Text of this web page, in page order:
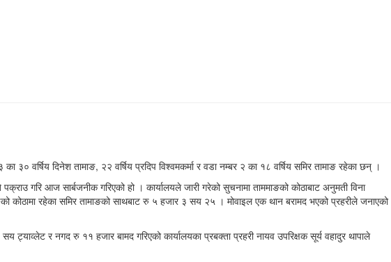
३० वर्षिय दिनेश तामाङ, २२ वर्षिय प्रदिप विश्वमकर्मा र वडा नम्बर २ का १८ वर्षिय समिर तामाङ रहेका छन् ।
गरि आज सार्बजनीक गरिएको हो । कार्यालयले जारी गरेको सुचनामा ताममाङको कोठाबाट अनुमती विना
रहेका समिर तामाङको साथबाट रु ५ हजार ३ सय २५ । मोवाइल एक थान बरामद भएको प्रहरीले जनाएको
र नगद रु ११ हजार बामद गरिएको कार्यालयका प्रबक्ता प्रहरी नायव उपरिक्षक सूर्य वहादुर थापाले